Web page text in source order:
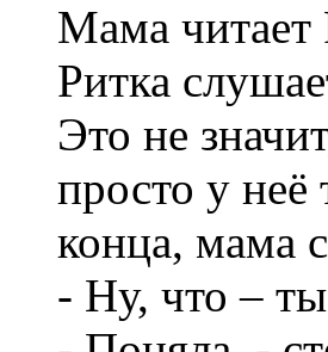
Мама читает
Ритка
Это не
просто у неё
конца, мама
- Ну, что –